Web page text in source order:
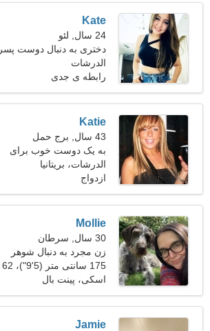
Kate
24 سال, لئو
دختری به دنبال دوست پسر
الدرشات
رابطه ی جدی
Katie
43 سال, برج حمل
به یک دوست خوب برای
تفریح نیاز دارم
الدرشات، بریتانیا
ازدواج
Mollie
30 سال, سرطان
زن مجرد به دنبال شوهر
175 سانتی متر (5'9")، 62
کیلوگرم (136 پوند)
اسکی، پینت بال
Jamie